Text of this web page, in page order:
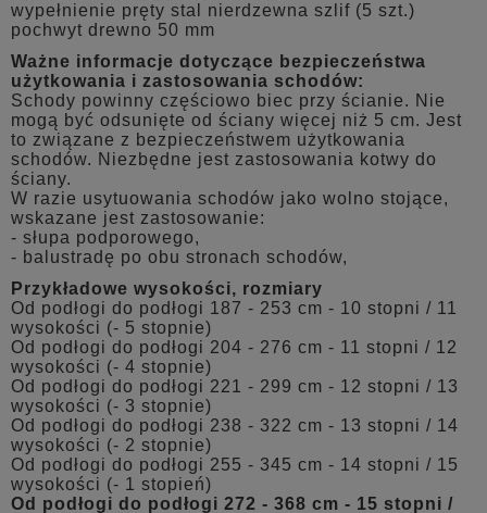
wypełnienie pręty stal nierdzewna szlif (5 szt.)
pochwyt drewno 50 mm
Ważne informacje dotyczące bezpieczeństwa
użytkowania i zastosowania schodów:
Schody powinny częściowo biec przy ścianie. Nie
mogą być odsunięte od ściany więcej niż 5 cm. Jest
to związane z bezpieczeństwem użytkowania
schodów. Niezbędne jest zastosowania kotwy do
ściany.
W razie usytuowania schodów jako wolno stojące,
wskazane jest zastosowanie:
- słupa podporowego,
- balustradę po obu stronach schodów,
Przykładowe wysokości, rozmiary
Od podłogi do podłogi 187 - 253 cm - 10 stopni / 11
wysokości (- 5 stopnie)
Od podłogi do podłogi 204 - 276 cm - 11 stopni / 12
wysokości (- 4 stopnie)
Od podłogi do podłogi 221 - 299 cm - 12 stopni / 13
wysokości (- 3 stopnie)
Od podłogi do podłogi 238 - 322 cm - 13 stopni / 14
wysokości (- 2 stopnie)
Od podłogi do podłogi 255 - 345 cm - 14 stopni / 15
wysokości (- 1 stopień)
Od podłogi do podłogi 272 - 368 cm - 15 stopni /